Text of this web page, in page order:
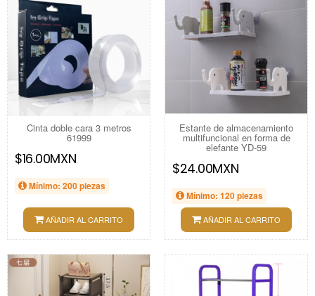
Cinta doble cara 3 metros
61999
$16.00MXN
Mínimo: 200 piezas
AÑADIR AL CARRITO
Estante de almacenamiento
multifuncional en forma de
elefante YD-59
$24.00MXN
Mínimo: 120 piezas
AÑADIR AL CARRITO